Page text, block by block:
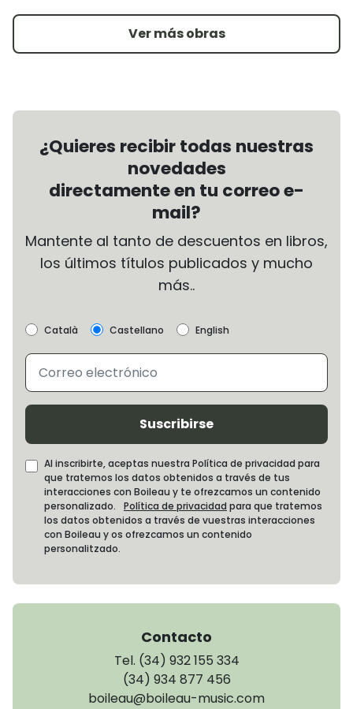
Ver más obras
¿Quieres recibir todas nuestras
novedades
directamente en tu correo e-
mail?
Mantente al tanto de descuentos en libros,
los últimos títulos publicados y mucho
más..
Català Castellano English
Suscribirse
Al inscribirte, aceptas nuestra Política de privacidad para
que tratemos los datos obtenidos a través de tus
interacciones con Boileau y te ofrezcamos un contenido
personalizado. Política de privacidad para que tratemos
los datos obtenidos a través de vuestras interacciones
con Boileau y os ofrezcamos un contenido
personalitzado.
Contacto
Tel. (34) 932 155 334
(34) 934 877 456
boileau@boileau-music.com